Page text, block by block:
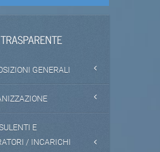
GENERALI
E
/ INCARICHI